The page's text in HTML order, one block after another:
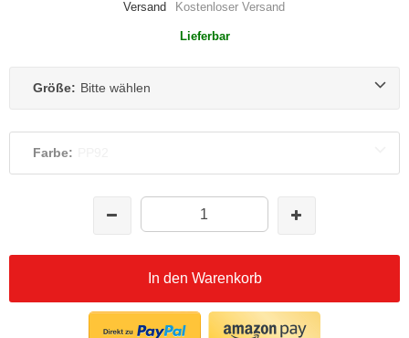
Versand Kostenloser Versand
Lieferbar
Größe: Bitte wählen
Farbe:
In den Warenkorb